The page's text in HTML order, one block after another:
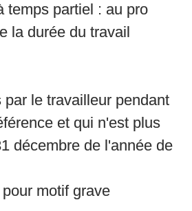
temps partiel : au pro
la durée du travail
le travailleur pendant
et qui n'est plus
décembre de l'année de
motif grave